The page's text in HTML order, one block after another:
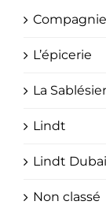
L’épicerie
La
Lindt
Lindt
Non classé